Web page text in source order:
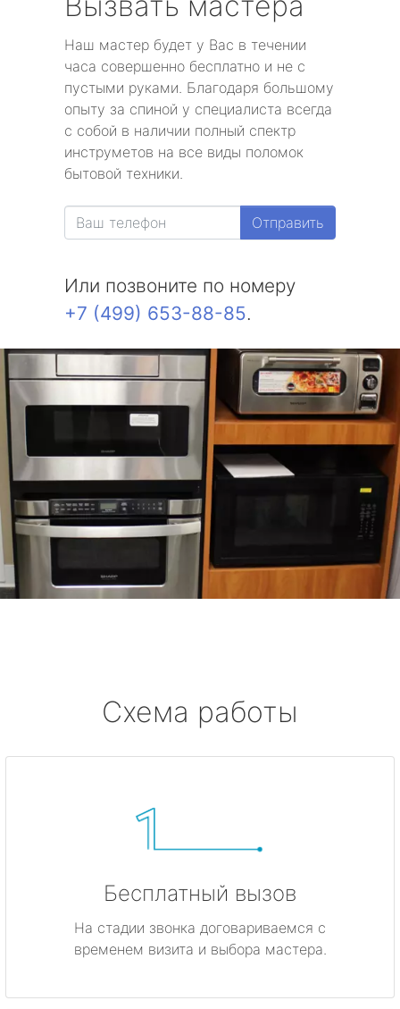
Наш мастер будет у Вас в течении
часа совершенно бесплатно и не с
пустыми руками. Благодаря большому
опыту за спиной у специалиста всегда
с собой в наличии полный спектр
инструметов на все виды поломок
бытовой техники.
Отправить
Или позвоните по номеру
+7 (499) 653-88-85.
Схема работы
Бесплатный вызов
На стадии звонка договариваемся с
временем визита и выбора мастера.